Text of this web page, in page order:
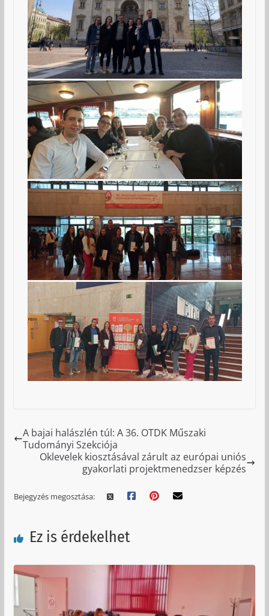
A bajai halászlén túl: A 36. OTDK Műszaki
Tudományi Szekciója
Oklevelek kiosztásával zárult az európai uniós
gyakorlati projektmenedzser képzés
Bejegyzés megosztása:
Ez is érdekelhet